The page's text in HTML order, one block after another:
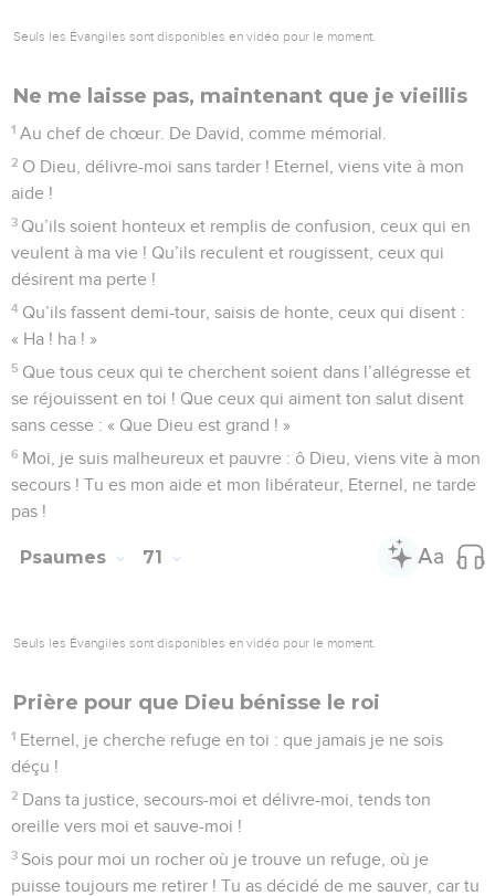
Seuls les Évangiles sont disponibles en vidéo pour le moment.
Ne me laisse pas, maintenant que je vieillis
1 Au chef de chœur. De David, comme mémorial.
2 O Dieu, délivre-moi sans tarder ! Eternel, viens vite à mon
aide !
3 Qu’ils soient honteux et remplis de confusion, ceux qui en
veulent à ma vie ! Qu’ils reculent et rougissent, ceux qui
désirent ma perte !
4 Qu’ils fassent demi-tour, saisis de honte, ceux qui disent :
« Ha ! ha ! »
5 Que tous ceux qui te cherchent soient dans l’allégresse et
se réjouissent en toi ! Que ceux qui aiment ton salut disent
sans cesse : « Que Dieu est grand ! »
6 Moi, je suis malheureux et pauvre : ô Dieu, viens vite à mon
secours ! Tu es mon aide et mon libérateur, Eternel, ne tarde
pas !
Psaumes 71
Seuls les Évangiles sont disponibles en vidéo pour le moment.
Prière pour que Dieu bénisse le roi
1 Eternel, je cherche refuge en toi : que jamais je ne sois
déçu !
2 Dans ta justice, secours-moi et délivre-moi, tends ton
oreille vers moi et sauve-moi !
3 Sois pour moi un rocher où je trouve un refuge, où je
puisse toujours me retirer ! Tu as décidé de me sauver, car tu